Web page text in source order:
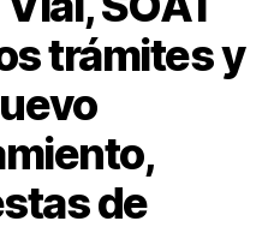
trámites y
de